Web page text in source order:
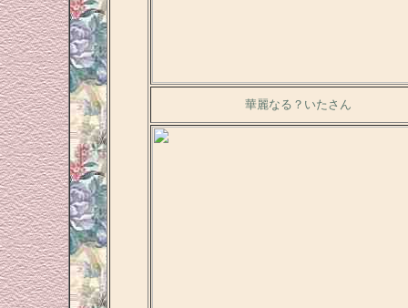
華麗なる？いたさん